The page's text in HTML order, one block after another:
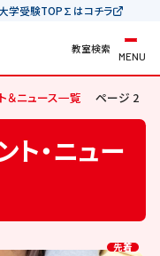
学受験TOP∑はコチラ
教室検索
MENU
＆ニュース一覧 ページ 2
・ニュー
先着